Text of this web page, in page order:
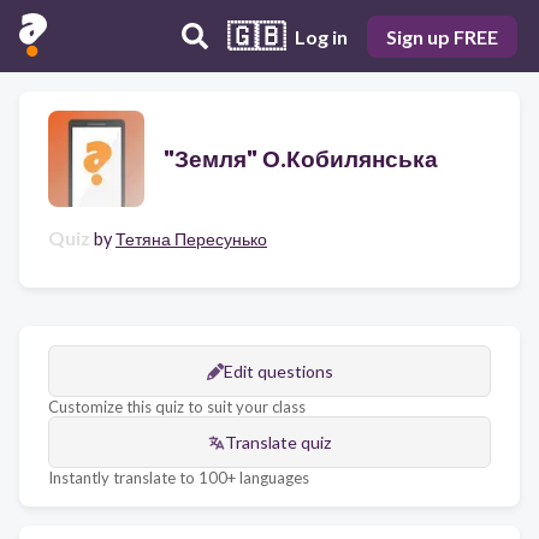
🇬🇧 Log in Sign up FREE
"Земля" О.Кобилянська
Quiz byТетяна Пересунько
Edit questions
Customize this quiz to suit your class
Translate quiz
Instantly translate to 100+ languages